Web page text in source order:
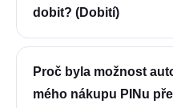
dobit? (Dobití)
Proč byla možnost
mého nákupu PINu